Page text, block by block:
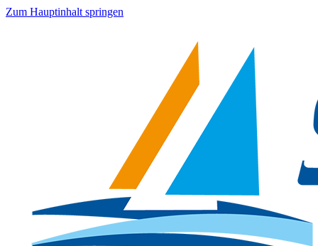
Zum Hauptinhalt springen